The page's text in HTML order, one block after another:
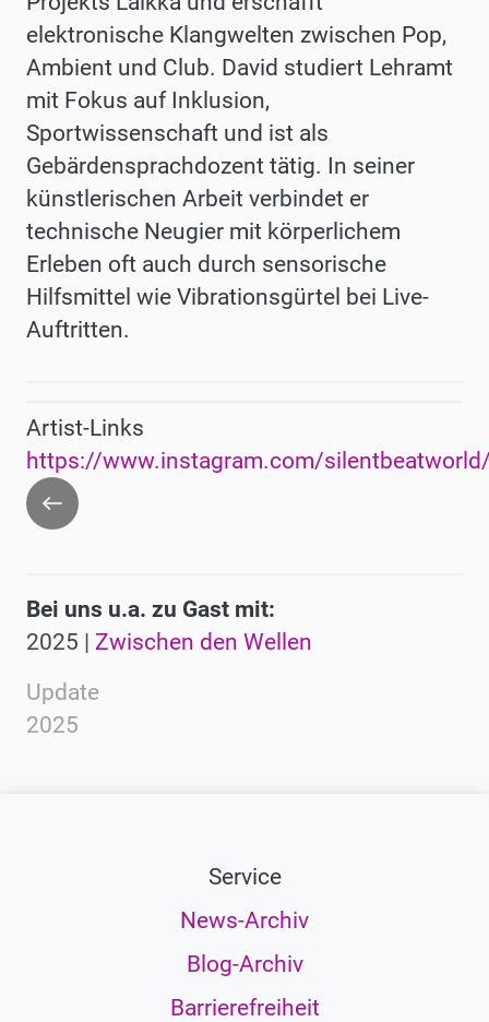
elektronische Klangwelten zwischen Pop,
Ambient und Club. David studiert Lehramt
mit Fokus auf Inklusion,
Sportwissenschaft und ist als
Gebärdensprachdozent tätig. In seiner
künstlerischen Arbeit verbindet er
technische Neugier mit körperlichem
Erleben oft auch durch sensorische
Hilfsmittel wie Vibrationsgürtel bei Live-
Auftritten.
Artist-Links
https://www.instagram.com/
Zurück
Bei uns u.a. zu Gast mit:
2025 | Zwischen den Wellen
Update
2025
Service
News-Archiv
Blog-Archiv
Barrierefreiheit